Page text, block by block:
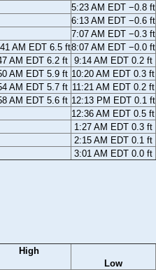
5:23 AM EDT −0.8 ft
6:13 AM EDT −0.6 ft
7:07 AM EDT −0.3 ft
AM EDT 6.5 ft8:07 AM EDT −0.0 ft
AM EDT 6.2 ft 9:14 AM EDT 0.2 ft
AM EDT 5.9 ft 10:20 AM EDT 0.3 ft
AM EDT 5.7 ft 11:21 AM EDT 0.2 ft
AM EDT 5.6 ft 12:13 PM EDT 0.1 ft
12:36 AM EDT 0.5 ft
1:27 AM EDT 0.3 ft
2:15 AM EDT 0.1 ft
3:01 AM EDT 0.0 ft
High
Low